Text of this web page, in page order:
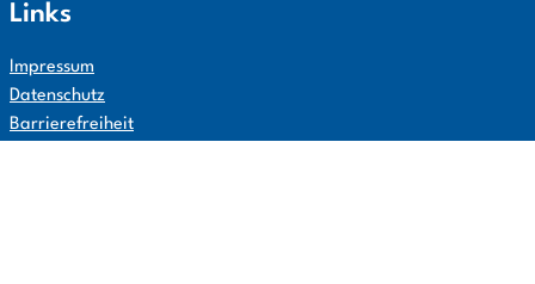
Links
Impressum
Datenschutz
Barrierefreiheit